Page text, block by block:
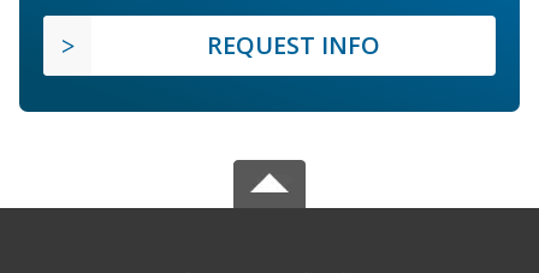
REQUEST INFO